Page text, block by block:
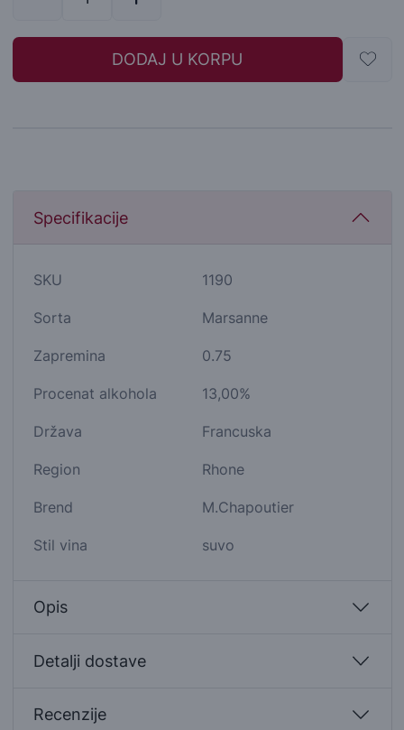
DODAJ U KORPU
Specifikacije
SKU 1190
Sorta Marsanne
Zapremina 0.75
Procenat alkohola 13,00%
Država Francuska
Region Rhone
Brend M.Chapoutier
Stil vina suvo
Opis
Detalji dostave
Recenzije